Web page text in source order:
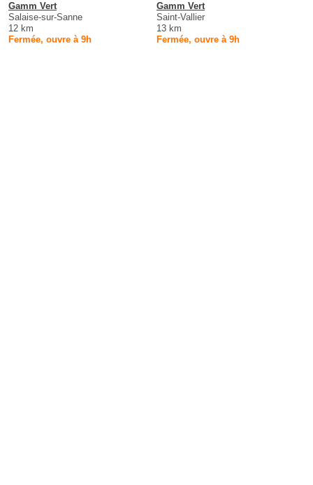
Gamm Vert
Salaise-sur-Sanne
12 km
Fermée, ouvre à 9h
Gamm Vert
Saint-Vallier
13 km
Fermée, ouvre à 9h